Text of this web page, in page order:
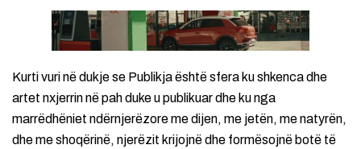
Kurti vuri në dukje se Publikja është sfera ku shkenca dhe
artet nxjerrin në pah duke u publikuar dhe ku nga
marrëdhëniet ndërnjerëzore me dijen, me jetën, me natyrën,
dhe me shoqërinë, njerëzit krijojnë dhe formësojnë botë të